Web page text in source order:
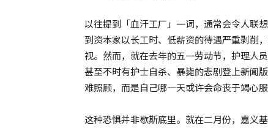
以往提到「血汗工厂」一词，通常会令人联
到资本家以长工时、低薪资的待遇严重剥削
视。然而，就在去年的五一劳动节，护理人
甚至不时有护士自杀、暴毙的悲剧登上新闻
难照顾，而是自己哪一天或许会命丧于竭心
这种恐惧并非歇斯底里。就在二月份，嘉义